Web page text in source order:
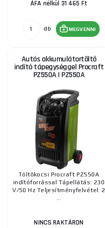
ÁFA nélkül 31 465 Ft
db MEGVENNI
Autós akkumulátortöltő
indító tápegységgel Procraft
PZ550A | PZ550A
Töltőkocsi Procraft PZ550A
indítóforrással Tápellátás: 230
V/50 Hz Teljesítményfelvétel: 2
...
NINCS RAKTÁRON